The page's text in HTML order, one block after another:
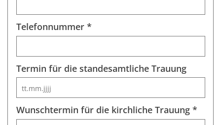
Telefonnummer *
Termin für die standesamtliche Trauung
Wunschtermin für die kirchliche Trauung *